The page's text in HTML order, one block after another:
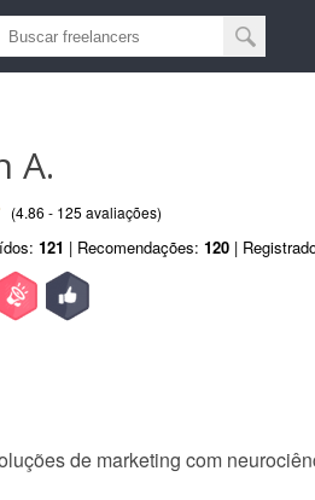
A.
(4.86 - 125 avaliações)
121 | Recomendações: 120 |
de marketing com